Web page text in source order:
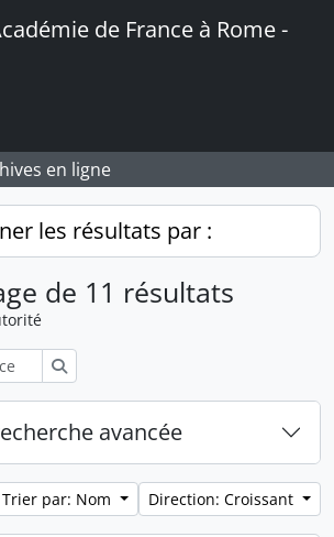
de France à Rome -
en ligne
les résultats par :
de 11 résultats
avancée
Trier par: Nom Direction: Croissant